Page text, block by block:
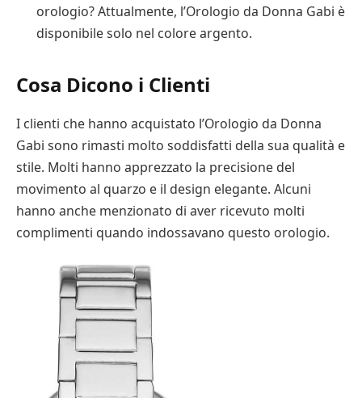
orologio? Attualmente, l’Orologio da Donna Gabi è
disponibile solo nel colore argento.
Cosa Dicono i Clienti
I clienti che hanno acquistato l’Orologio da Donna
Gabi sono rimasti molto soddisfatti della sua qualità e
stile. Molti hanno apprezzato la precisione del
movimento al quarzo e il design elegante. Alcuni
hanno anche menzionato di aver ricevuto molti
complimenti quando indossavano questo orologio.